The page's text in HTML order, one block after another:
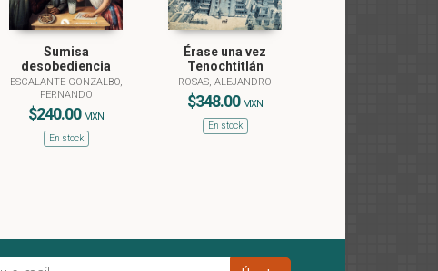
Sumisa
desobediencia
ESCALANTE GONZALBO,
FERNANDO
$240.00 MXN
En stock
Érase una vez
Tenochtitlán
ROSAS, ALEJANDRO
$348.00 MXN
En stock